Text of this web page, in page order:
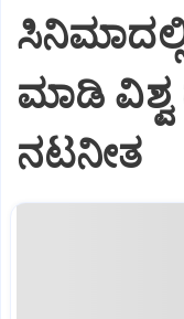
ಸಿನಿಮಾದಲ್ಲಿ
ಮಾಡಿ
ನಟನೀತ